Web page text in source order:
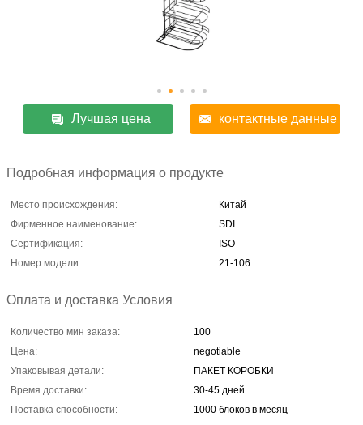
Лучшая цена контактные данные
Подробная информация о продукте
Место происхождения:
Китай
Фирменное наименование:
SDI
Сертификация:
ISO
Номер модели:
21-106
Оплата и доставка Условия
Количество мин заказа:
100
Цена:
negotiable
Упаковывая детали:
ПАКЕТ КОРОБКИ
Время доставки:
30-45 дней
Поставка способности:
1000 блоков в месяц